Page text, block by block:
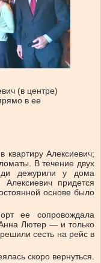
(в центре)
в ее
квартиру Алексиевич;
В течение двух
дежурили у дома
придется
основе было
ее сопровождала
Лютер — и только
сесть на рейс в
скоро вернуться.